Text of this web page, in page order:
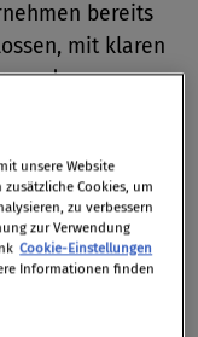
bereits
mit klaren
und
zu
wie
umsetzen.
ist
zu
unsere Website
Cookies, um
zu verbessern
zur Verwendung
Cookie-Einstellungen
Informationen finden